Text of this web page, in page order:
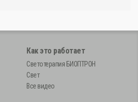
Как это работает
Светотерапия БИОПТРОН
Свет
Все видео